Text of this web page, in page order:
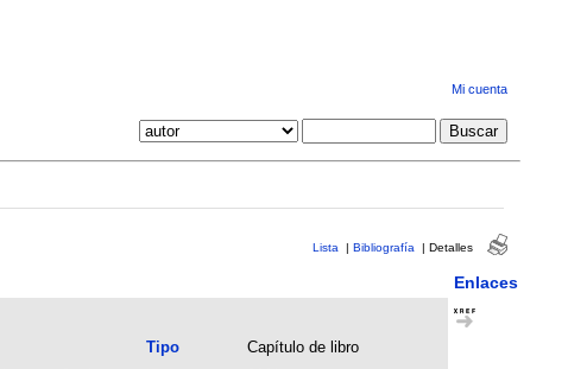
Mi cuenta
Lista | Bibliografía | Detalles
Enlaces
Tipo
Capítulo de libro